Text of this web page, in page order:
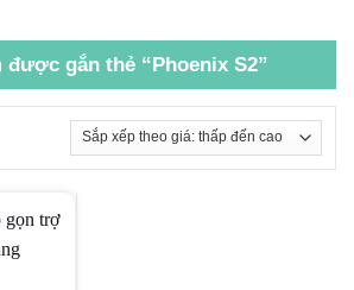
được gắn thẻ “Phoenix S2”